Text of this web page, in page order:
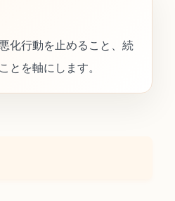
化行動を止めること、続
とを軸にします。